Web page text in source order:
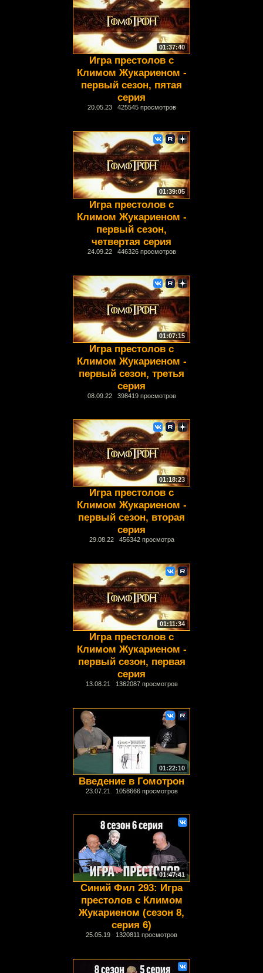
01:37:40
Игра престолов с
Климом Жукариеном -
первый сезон, пятая
серия
20.05.23 425545 просмотров
01:39:05
Игра престолов с
Климом Жукариеном -
первый сезон,
четвертая серия
24.09.22 446326 просмотров
01:07:15
Игра престолов с
Климом Жукариеном -
первый сезон, третья
серия
08.09.22 398419 просмотров
01:18:23
Игра престолов с
Климом Жукариеном -
первый сезон, вторая
серия
29.08.22 456342 просмотра
01:11:34
Игра престолов с
Климом Жукариеном -
первый сезон, первая
серия
13.08.21 1362087 просмотров
01:22:10
Введение в Гомотрон
23.07.21 1058666 просмотров
01:47:41
Синий Фил 293: Игра
престолов с Климом
Жукариеном (сезон 8,
серия 6)
25.05.19 1320811 просмотров